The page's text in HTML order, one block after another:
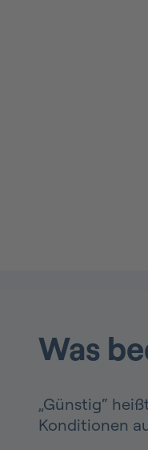
Was
„Günstig“
Konditionen